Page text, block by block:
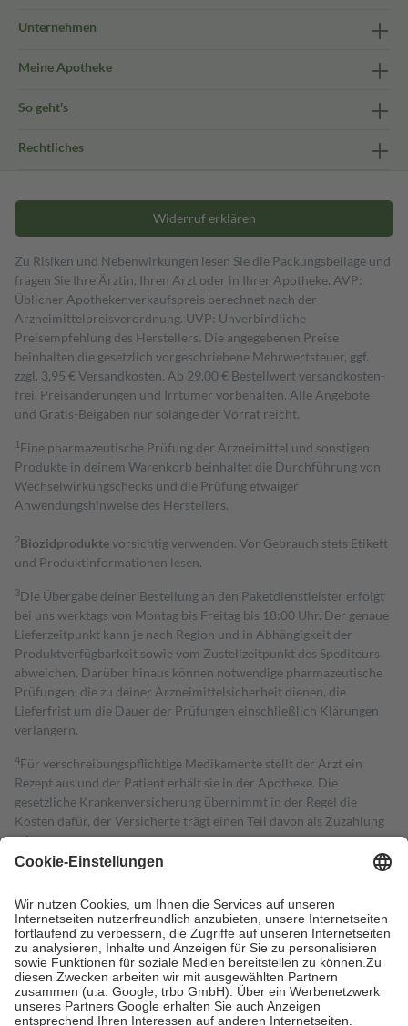
Unternehmen
Meine Apotheke
So geht's
Rechtliches
Widerruf erklären
Zu Risiken und Nebenwirkungen lesen Sie die Packungsbeilage und
fragen Sie Ihre Ärztin, Ihren Arzt oder in Ihrer Apotheke. AVP:
Üblicher Apothekenverkaufspreis berechnet nach der
Arzneimittelpreisverordnung. UVP: Unverbindliche
Preisempfehlung des Herstellers. Die angegebenen Preise
beinhalten die gesetzlich vorgeschriebene Mehrwertsteuer, ggf.
zzgl. 3,95 € Versandkosten. Ab 29,00 € Bestell­wert versand­kosten­
frei. Preisänderungen und Irrtümer vorbehalten. Alle Angebote
und Gratis-Beigaben nur solange der Vorrat reicht.
1 Eine pharmazeutische Prüfung der Arzneimittel und sonstigen
Produkte in deinem Warenkorb beinhaltet die Durchführung von
Wechselwirkungschecks und die Prüfung etwaiger
Anwendungshinweise des Herstellers.
2Biozidproduktevorsichtig verwenden. Vor Gebrauch stets Etikett
und Produktinformationen lesen.
3Die Übergabe deiner Bestellung an den Paketdienstleister erfolgt
bei uns werktags von Montag bis Freitag bis 18:00 Uhr. Der genaue
Lieferzeitpunkt kann je nach Region und in Abhängigkeit der
Produktverfügbarkeit sowie vom Zustellzeitpunkt des Spediteurs
abweichen. Darüber hinaus können notwendige pharmazeutische
Prüfungen, die zu deiner Arzneimittelsicherheit dienen, die
Lieferfrist um die Dauer der Prüfungen einschließlich Klärungen
verlängern.
4Für verschreibungspflichtige Medikamente stellt der Arzt ein
Rezept aus und der Patient erhält sie in der Apotheke. Die
gesetzliche Krankenversicherung übernimmt in der Regel die
Kosten dafür, der Versicherte trägt einen Teil davon als Zuzahlung
mit.
Grundsätzlich leisten Mitglieder Zuzahlungen in Höhe von zehn
höchstens zehn Euro.
Es sind jedoch nie mehr als die tatsächlichen
Kosten der Leistung zu entrichten.
Diese Regeln gelten grundsätzlich auch für Online-Apotheken.
Bei Heilmitteln und häuslicher Krankenpflege beträgt die
Zuzahlung zehn Prozent der Kosten sowie zehn Euro je
Verordnung.
Um das Engagement der Versicherten für ihre eigene Gesundheit zu